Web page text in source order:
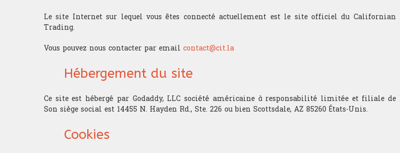
Le site Internet sur lequel vous êtes connecté actuellement est le site officiel du
Trading.
Vous pouvez nous contacter par email contact@cit.la
Hébergement du site
Ce site est hébergé par Godaddy, LLC société américaine à responsabilité limitée et filiale de
Son siège social est 14455 N. Hayden Rd., Ste. 226 ou bien Scottsdale, AZ 85260 États-Unis.
Cookies